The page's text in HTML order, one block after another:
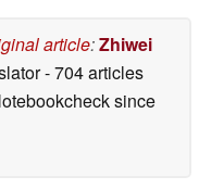
article:Zhiwei
- 704 articles
since